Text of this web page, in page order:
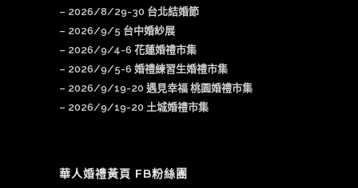
– 2026/8/29-30 台北結婚節
– 2026/9/5 台中婚紗展
– 2026/9/4-6 花蓮婚禮市集
– 2026/9/5-6 婚禮練習生婚禮市集
– 2026/9/19-20 遇見幸福 桃園婚禮市集
– 2026/9/19-20 土城婚禮市集
華人婚禮黃頁 FB粉絲團